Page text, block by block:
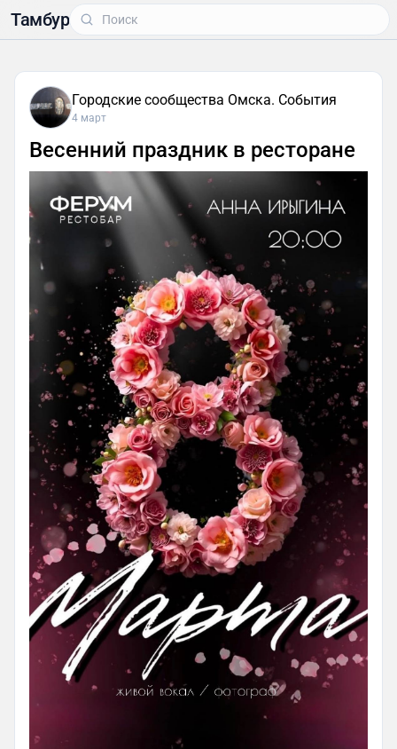
Тамбур
Городские сообщества Омска. События
4 март
Весенний праздник в ресторане